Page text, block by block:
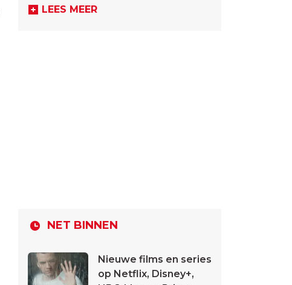
LEES MEER
NET BINNEN
Nieuwe films en series
op Netflix, Disney+,